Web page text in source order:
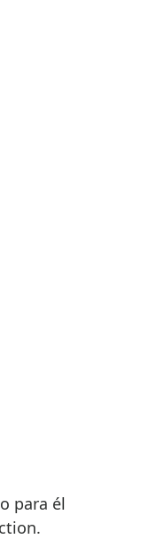
para él